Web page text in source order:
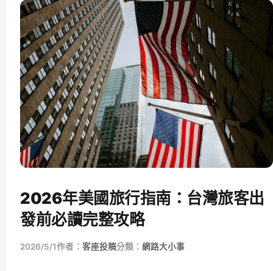
2026年美國旅行指南：台灣旅客出
發前必讀完整攻略
2026/5/1作者： 客座投稿分類： 網路大小事